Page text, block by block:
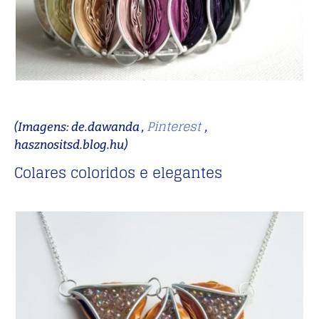
(Imagens: de.dawanda , Pinterest,
hasznositsd.blog.hu)
Colares coloridos e elegantes